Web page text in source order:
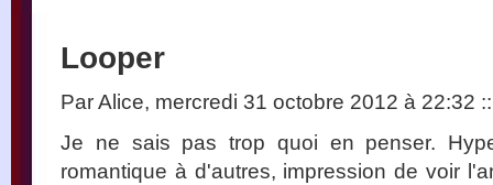
Looper
Par Alice, mercredi 31 octobre 2012 à 22:32 ::
Je ne sais pas trop quoi en penser.
romantique à d'autres, impression de voir